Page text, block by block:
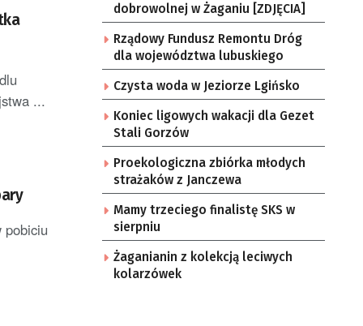
...
pobiciu
dobrowolnej w Żaganiu [ZDJĘCIA]
Rządowy Fundusz Remontu Dróg
dla województwa lubuskiego
Czysta woda w Jeziorze Lgińsko
Koniec ligowych wakacji dla Gezet
Stali Gorzów
Proekologiczna zbiórka młodych
strażaków z Janczewa
Mamy trzeciego finalistę SKS w
sierpniu
Żaganianin z kolekcją leciwych
kolarzówek